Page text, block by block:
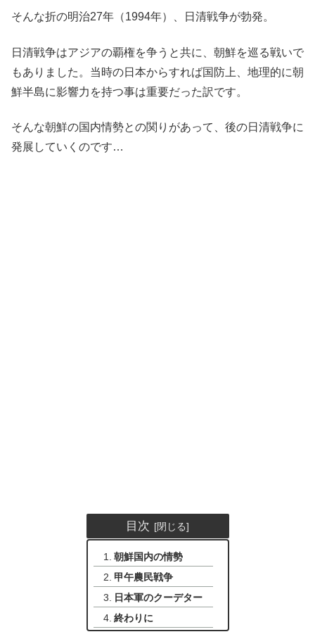
そんな折の明治27年（1994年）、日清戦争が勃発。
日清戦争はアジアの覇権を争うと共に、朝鮮を巡る戦いで
もありました。当時の日本からすれば国防上、地理的に朝
鮮半島に影響力を持つ事は重要だった訳です。
そんな朝鮮の国内情勢との関りがあって、後の日清戦争に
発展していくのです…
目次
朝鮮国内の情勢
甲午農民戦争
日本軍のクーデター
終わりに